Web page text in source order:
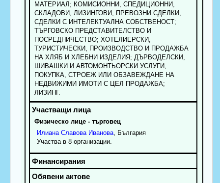
МАТЕРИАЛ; КОМИСИОННИ, СПЕДИЦИОННИ,
СКЛАДОВИ, ЛИЗИНГОВИ, ПРЕВОЗНИ СДЕЛКИ,
СДЕЛКИ С ИНТЕЛЕКТУАЛНА СОБСТВЕНОСТ;
ТЪРГОВСКО ПРЕДСТАВИТЕЛСТВО И
ПОСРЕДНИЧЕСТВО; ХОТЕЛИЕРСКИ,
ТУРИСТИЧЕСКИ, ПРОИЗВОДСТВО И ПРОДАЖБА
НА ХЛЯБ И ХЛЕБНИ ИЗДЕЛИЯ; ДЪРВОДЕЛСКИ,
ШИВАШКИ И АВТОМОНТЬОРСКИ УСЛУГИ;
ПОКУПКА, СТРОЕЖ ИЛИ ОБЗАВЕЖДАНЕ НА
НЕДВИЖИМИ ИМОТИ С ЦЕЛ ПРОДАЖБА;
ЛИЗИНГ.
Физическо лице - търговец
Илиана Славова Иванова, България
Участва в 8 организации.